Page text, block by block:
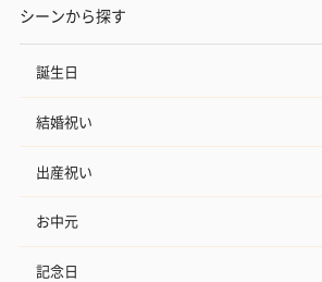
シーンから探す
誕生日
結婚祝い
出産祝い
お中元
記念日